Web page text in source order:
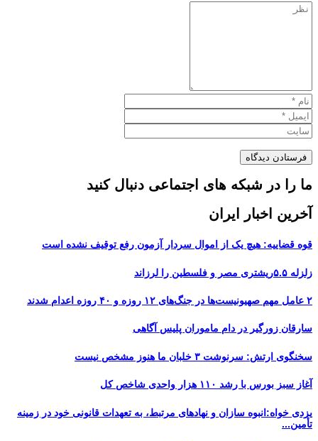
ما را در شبکه های اجتماعی دنبال کنید
آخرین اخبار ایران
قوه قضاییه: هیچ یک از اموال سردار آزمون رفع توقیف نشده است
زلزله ۵.۵ریشتری مصر و فلسطین را لرزاند
۲ عامل مهم صهیونیست‌ها در جنگ‌های ۱۲ روزه و ۴۰ روزه اعدام شدند
سارقان زورگیر در دام ماموران پلیس آگاهی
سخنگوی ارتش: سرنوشت ۳ خلبان ما هنوز مشخص نیست
آغاز سبز بورس با رشد ۱۱۰ هزار واحدی شاخص کل
یزدی خواه:انبوه سازان و نهادهای مرتبط، به تعهدات قانونی خود در زمینه
تأمین...